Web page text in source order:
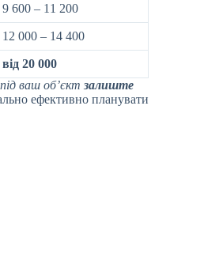
9 600 – 11 200
12 000 – 14 400
від 20 000
ваш об’єкт залиште
ефективно планувати